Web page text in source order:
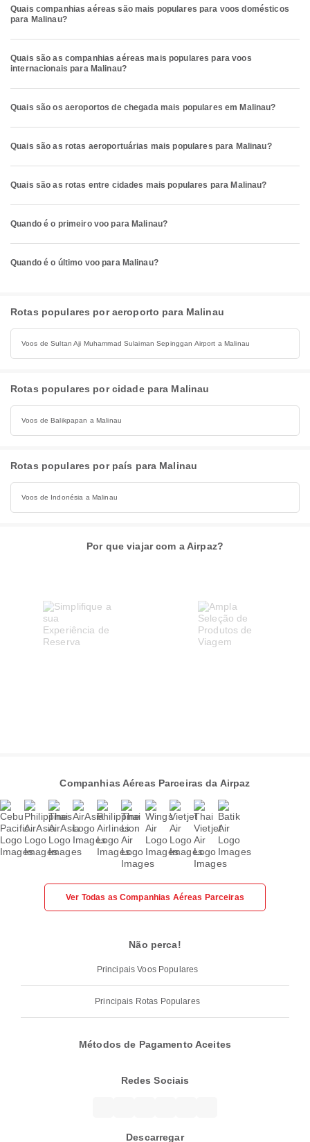
Quais companhias aéreas são mais populares para voos domésticos
para Malinau?
Quais são as companhias aéreas mais populares para voos
internacionais para Malinau?
Quais são os aeroportos de chegada mais populares em Malinau?
Quais são as rotas aeroportuárias mais populares para Malinau?
Quais são as rotas entre cidades mais populares para Malinau?
Quando é o primeiro voo para Malinau?
Quando é o último voo para Malinau?
Rotas populares por aeroporto para Malinau
Voos de Sultan Aji Muhammad Sulaiman Sepinggan Airport a Malinau
Rotas populares por cidade para Malinau
Voos de Balikpapan a Malinau
Rotas populares por país para Malinau
Voos de Indonésia a Malinau
Por que viajar com a Airpaz?
Companhias Aéreas Parceiras da Airpaz
Ver Todas as Companhias Aéreas Parceiras
Não perca!
Principais Voos Populares
Principais Rotas Populares
Métodos de Pagamento Aceites
Redes Sociais
Descarregar